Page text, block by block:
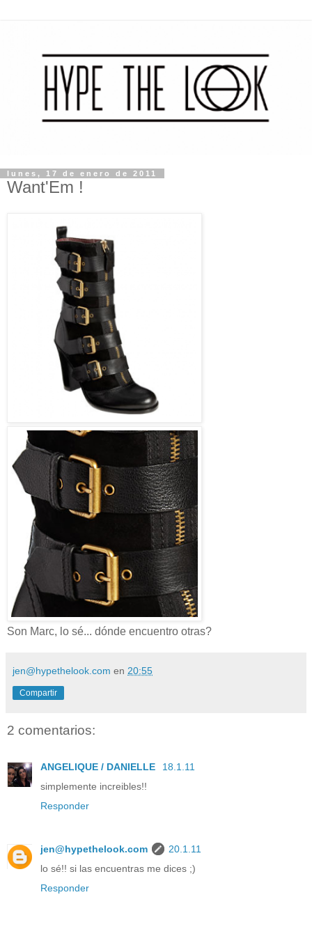
lunes, 17 de enero de 2011
Want'Em !
Son Marc, lo sé... dónde encuentro otras?
jen@hypethelook.com en 20:55
Compartir
2 comentarios:
ANGELIQUE / DANIELLE
18.1.11
simplemente increibles!!
Responder
jen@hypethelook.com
20.1.11
lo sé!! si las encuentras me dices ;)
Responder